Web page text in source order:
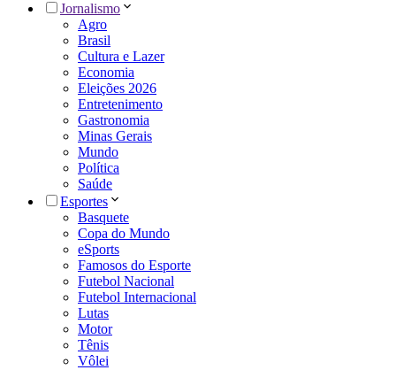
Jornalismo
Agro
Brasil
Cultura e Lazer
Economia
Eleições 2026
Entretenimento
Gastronomia
Minas Gerais
Mundo
Política
Saúde
Esportes
Basquete
Copa do Mundo
eSports
Famosos do Esporte
Futebol Nacional
Futebol Internacional
Lutas
Motor
Tênis
Vôlei